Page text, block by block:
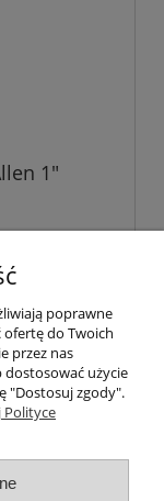
1"
poprawne
ofertę do Twoich
przez nas
użycie
"Dostosuj zgody".
Polityce